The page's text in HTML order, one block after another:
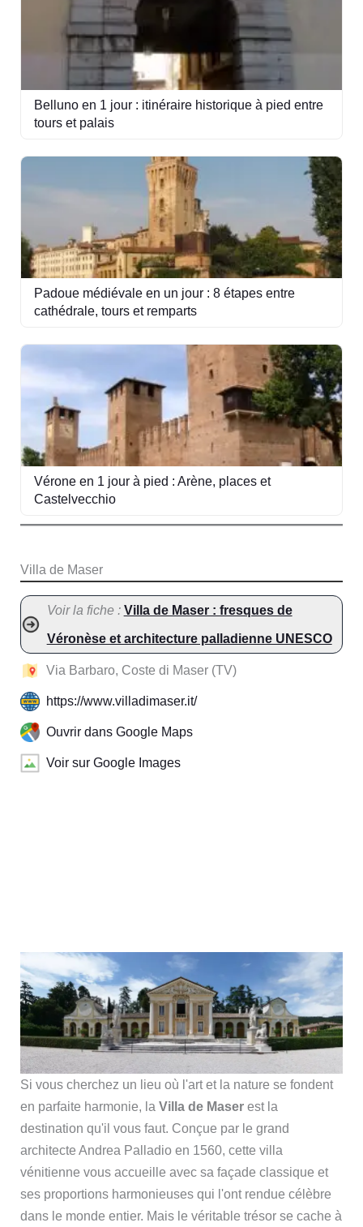
Belluno en 1 jour : itinéraire historique à pied entre
tours et palais
Padoue médiévale en un jour : 8 étapes entre
cathédrale, tours et remparts
Vérone en 1 jour à pied : Arène, places et
Castelvecchio
Villa de Maser
Voir la fiche : Villa de Maser : fresques de
Véronèse et architecture palladienne UNESCO
Via Barbaro, Coste di Maser (TV)
https://www.villadimaser.it/
Ouvrir dans Google Maps
Voir sur Google Images
Si vous cherchez un lieu où l'art et la nature se fondent
en parfaite harmonie, la Villa de Maserest la
destination qu'il vous faut. Conçue par le grand
architecte Andrea Palladio en 1560, cette villa
vénitienne vous accueille avec sa façade classique et
ses proportions harmonieuses qui l'ont rendue célèbre
dans le monde entier. Mais le véritable trésor se cache à